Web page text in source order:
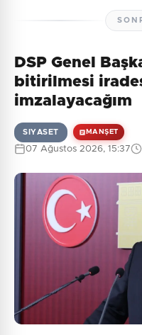
DSP Genel
bitirilmesi
imzalayacağım
SIYASET MANŞET
07 Ağustos 2026, 15:37